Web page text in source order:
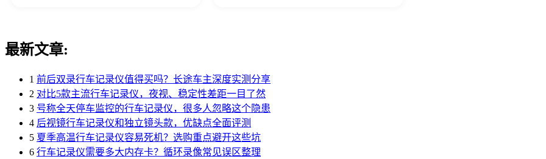
最新文章:
1 前后双录行车记录仪值得买吗？长途车主深度实测分享
2 对比5款主流行车记录仪，夜视、稳定性差距一目了然
3 号称全天停车监控的行车记录仪，很多人忽略这个隐患
4 后视镜行车记录仪和独立镜头款，优缺点全面评测
5 夏季高温行车记录仪容易死机？选购重点避开这些坑
6 行车记录仪需要多大内存卡？循环录像常见误区整理